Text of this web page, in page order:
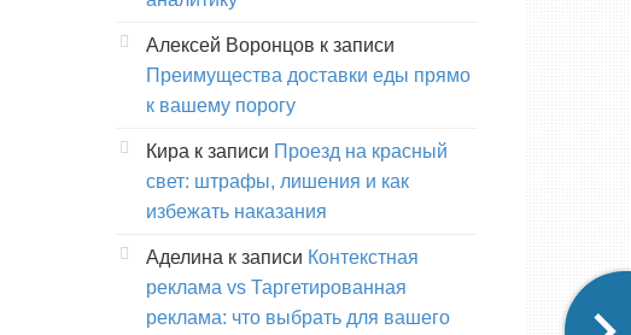
Алексей Воронцов к записи
Преимущества доставки еды прямо
к вашему порогу
Кира к записи Проезд на красный
свет: штрафы, лишения и как
избежать наказания
Аделина к записи Контекстная
реклама vs Таргетированная
реклама: что выбрать для вашего